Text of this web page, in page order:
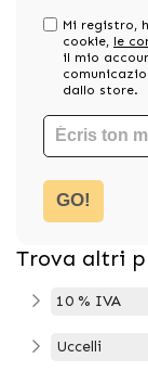
Mi registro,
cookie, le
il mio
dallo store.
GO!
Trova altri
10 % IVA
Uccelli